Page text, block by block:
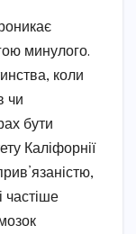
минулого.
коли
чи
бути
Каліфорнії
частіше